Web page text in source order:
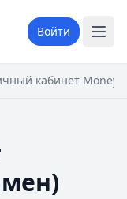
Войти
кабинет